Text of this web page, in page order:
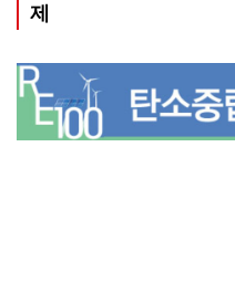
제